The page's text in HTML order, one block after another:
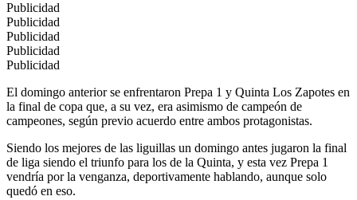
Publicidad
Publicidad
Publicidad
Publicidad
Publicidad
El domingo anterior se enfrentaron Prepa 1 y Quinta Los Zapotes en
la final de copa que, a su vez, era asimismo de campeón de
campeones, según previo acuerdo entre ambos protagonistas.
Siendo los mejores de las liguillas un domingo antes jugaron la final
de liga siendo el triunfo para los de la Quinta, y esta vez Prepa 1
vendría por la venganza, deportivamente hablando, aunque solo
quedó en eso.